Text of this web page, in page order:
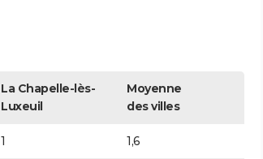
La Chapelle-lès-
Luxeuil
Moyenne
des villes
1 1,6